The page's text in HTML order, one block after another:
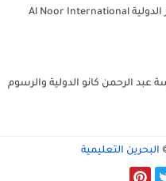
رسوم مدرسة النور الدولية Al Noor International
الرحمن كانو الدولية والرسوم
البحرين التعليمية